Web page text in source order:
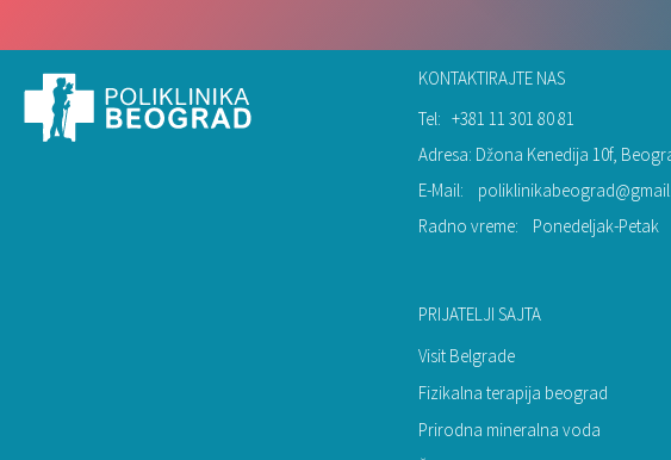
KONTAKTIRAJTE NAS
Tel: +381 11 301 80 81
Adresa: Džona Kenedija 10f,
E-Mail:
Radno vreme: Ponedeljak-Petak
PRIJATELJI SAJTA
Visit Belgrade
Fizikalna terapija beograd
Prirodna mineralna voda